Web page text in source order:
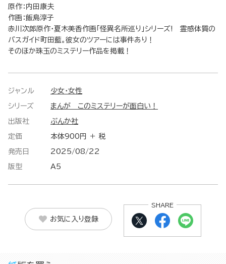
原作：内田康夫
作画：飯島淳子
赤川次郎原作・夏木美香作画「怪異名所巡り」シリーズ! 霊感体質の
バスガイド町田藍。彼女のツアーには事件あり！
そのほか珠玉のミステリー作品を掲載！
ジャンル 少女・女性
シリーズ まんが このミステリーが面白い！
出版社 ぶんか社
定価 本体900円 ＋ 税
発売日 2025/08/22
版型 A5
お気に入り登録
SHARE